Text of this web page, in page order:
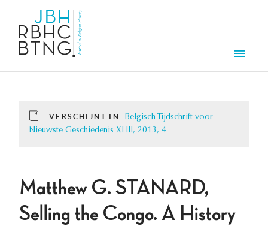
VERSCHIJNT IN
Belgisch Tijdschrift voor
Nieuwste Geschiedenis XLIII, 2013, 4
Matthew G. STANARD,
Selling the Congo. A History